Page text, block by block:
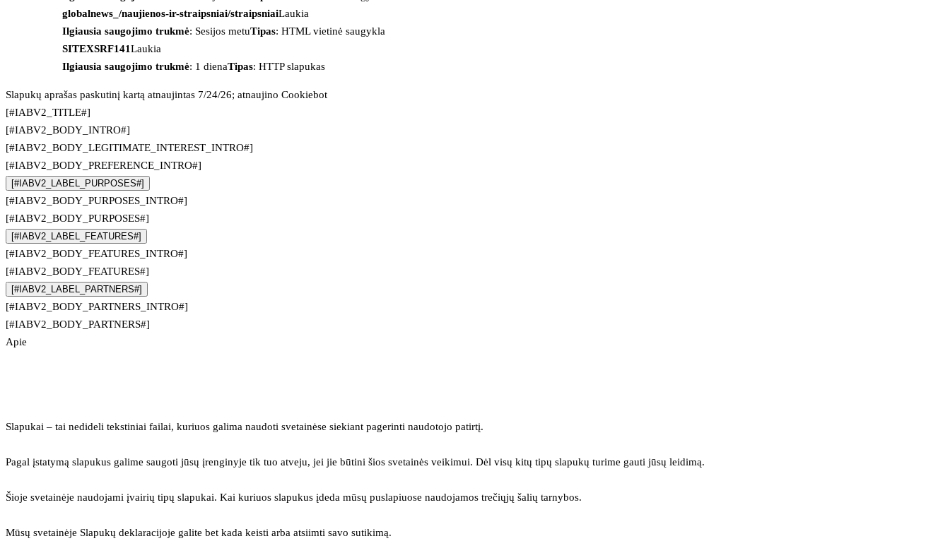
globalnews_/naujienos-ir-straipsniai/straipsniaiLaukia
Ilgiausia saugojimo trukmė: Sesijos metuTipas: HTML vietinė saugykla
SITEXSRF141Laukia
Ilgiausia saugojimo trukmė: 1 dienaTipas: HTTP slapukas
Slapukų aprašas paskutinį kartą atnaujintas 7/24/26; atnaujino Cookiebot
[#IABV2_TITLE#]
[#IABV2_BODY_INTRO#]
[#IABV2_BODY_LEGITIMATE_INTEREST_INTRO#]
[#IABV2_BODY_PREFERENCE_INTRO#]
[#IABV2_LABEL_PURPOSES#]
[#IABV2_BODY_PURPOSES_INTRO#]
[#IABV2_BODY_PURPOSES#]
[#IABV2_LABEL_FEATURES#]
[#IABV2_BODY_FEATURES_INTRO#]
[#IABV2_BODY_FEATURES#]
[#IABV2_LABEL_PARTNERS#]
[#IABV2_BODY_PARTNERS_INTRO#]
[#IABV2_BODY_PARTNERS#]
Apie
Slapukai – tai nedideli tekstiniai failai, kuriuos galima naudoti svetainėse siekiant pagerinti naudotojo patirtį.
Pagal įstatymą slapukus galime saugoti jūsų įrenginyje tik tuo atveju, jei jie būtini šios svetainės veikimui. Dėl visų kitų tipų slapukų turime gauti jūsų leidimą.
Šioje svetainėje naudojami įvairių tipų slapukai. Kai kuriuos slapukus įdeda mūsų puslapiuose naudojamos trečiųjų šalių tarnybos.
Mūsų svetainėje Slapukų deklaracijoje galite bet kada keisti arba atsiimti savo sutikimą.